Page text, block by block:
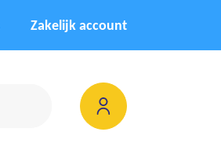
Zakelijk account